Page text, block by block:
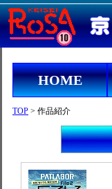
HOME
TOP > 作品紹介